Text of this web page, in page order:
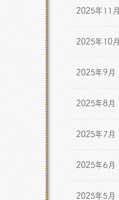
2025年11月
2025年10月
2025年9月
2025年8月
2025年7月
2025年6月
2025年5月